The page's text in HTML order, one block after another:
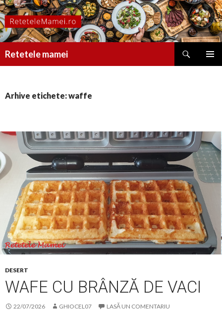
Retetele mamei
Arhive etichete: waffe
DESERT
WAFE CU BRÂNZĂ DE VACI
22/07/2026 GHIOCEL07 LASĂ UN COMENTARIU